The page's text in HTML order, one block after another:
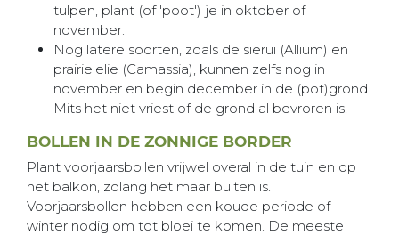
tulpen, plant (of 'poot') je in oktober of
november.
Nog latere soorten, zoals de sierui (Allium) en
prairielelie (Camassia), kunnen zelfs nog in
november en begin december in de (pot)grond.
Mits het niet vriest of de grond al bevroren is.
BOLLEN IN DE ZONNIGE BORDER
Plant voorjaarsbollen vrijwel overal in de tuin en op
het balkon, zolang het maar buiten is.
Voorjaarsbollen hebben een koude periode of
winter nodig om tot bloei te komen. De meeste